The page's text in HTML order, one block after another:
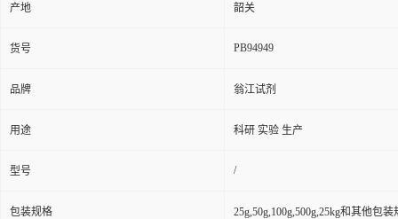
产地 韶关
货号 PB94949
品牌 翁江试剂
用途 科研 实验 生产
型号 /
包装规格 25g,50g,100g,500g,25kg和其他包装